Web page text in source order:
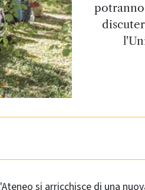
potranno
si arricchisce di una